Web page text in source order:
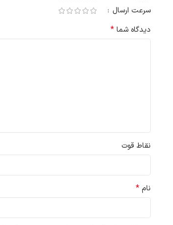
سرعت ارسال
دیدگاه شما *
نقاط قوت
نام *